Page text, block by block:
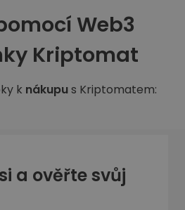
Web3
Kriptomat
k nákupus Kriptomatem:
a ověřte svůj